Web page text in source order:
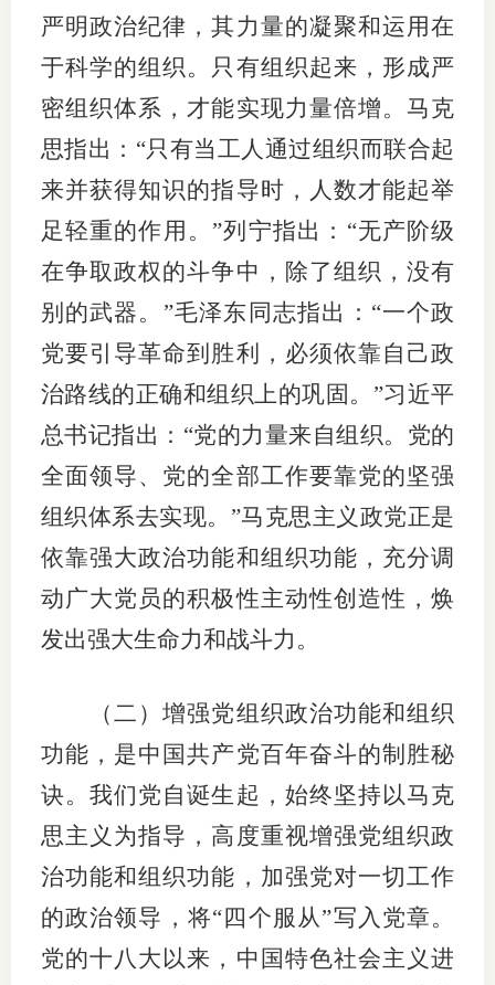
会员公
从业人
期货公
期货公
国际期
严明政治纪律，其力量的凝聚和运用在
于科学的组织。只有组织起来，形成严
密组织体系，才能实现力量倍增。马克
思指出：“只有当工人通过组织而联合起
来并获得知识的指导时，人数才能起举
足轻重的作用。”列宁指出：“无产阶级
在争取政权的斗争中，除了组织，没有
别的武器。”毛泽东同志指出：“一个政
党要引导革命到胜利，必须依靠自己政
治路线的正确和组织上的巩固。”习近平
总书记指出：“党的力量来自组织。党的
全面领导、党的全部工作要靠党的坚强
组织体系去实现。”马克思主义政党正是
依靠强大政治功能和组织功能，充分调
动广大党员的积极性主动性创造性，焕
发出强大生命力和战斗力。
（二）增强党组织政治功能和组织
功能，是中国共产党百年奋斗的制胜秘
诀。我们党自诞生起，始终坚持以马克
思主义为指导，高度重视增强党组织政
治功能和组织功能，加强党对一切工作
的政治领导，将“四个服从”写入党章。
党的十八大以来，中国特色社会主义进